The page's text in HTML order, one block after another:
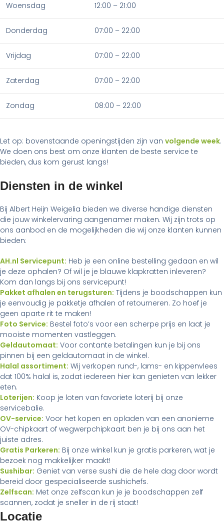
Woensdag 12:00 – 21:00
Donderdag 07:00 – 22:00
Vrijdag 07:00 – 22:00
Zaterdag 07:00 – 22:00
Zondag 08:00 – 22:00
Let op: bovenstaande openingstijden zijn van volgende week.
We doen ons best om onze klanten de beste service te
bieden, dus kom gerust langs!
Diensten in de winkel
Bij Albert Heijn Weigelia bieden we diverse handige diensten
die jouw winkelervaring aangenamer maken. Wij zijn trots op
ons aanbod en de mogelijkheden die wij onze klanten kunnen
bieden:
AH.nl Servicepunt: Heb je een online bestelling gedaan en wil
je deze ophalen? Of wil je je blauwe klapkratten inleveren?
Kom dan langs bij ons servicepunt!
Pakket afhalen en terugsturen: Tijdens je boodschappen kun
je eenvoudig je pakketje afhalen of retourneren. Zo hoef je
geen aparte rit te maken!
Foto Service: Bestel foto’s voor een scherpe prijs en laat je
mooiste momenten vastleggen.
Geldautomaat: Voor contante betalingen kun je bij ons
pinnen bij een geldautomaat in de winkel.
Halal assortiment: Wij verkopen rund-, lams- en kippenvlees
dat 100% halal is, zodat iedereen hier kan genieten van lekker
eten.
Loterijen: Koop je loten van favoriete loterij bij onze
servicebalie.
OV-service: Voor het kopen en opladen van een anonieme
OV-chipkaart of wegwerpchipkaart ben je bij ons aan het
juiste adres.
Gratis Parkeren: Bij onze winkel kun je gratis parkeren, wat je
bezoek nog makkelijker maakt!
Sushibar: Geniet van verse sushi die de hele dag door wordt
bereid door gespecialiseerde sushichefs.
Zelfscan: Met onze zelfscan kun je je boodschappen zelf
scannen, zodat je sneller in de rij staat!
Locatie